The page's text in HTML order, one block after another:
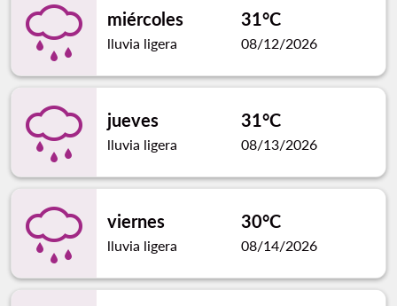
miércoles
lluvia ligera
31°C
08/12/2026
jueves
lluvia ligera
31°C
08/13/2026
viernes
lluvia ligera
30°C
08/14/2026